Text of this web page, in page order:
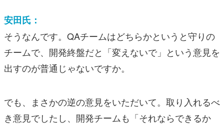
安田氏：
そうなんです。QAチームはどちらかというと守りの
チームで、開発終盤だと「変えないで」という意見を
出すのが普通じゃないですか。
でも、まさかの逆の意見をいただいて。取り入れるべ
き意見でしたし、開発チームも「それならできるか